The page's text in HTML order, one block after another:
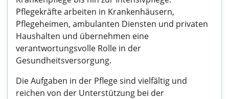
Pflegekräfte arbeiten in Krankenhäusern,
Pflegeheimen, ambulanten Diensten und privaten
Haushalten und übernehmen eine
verantwortungsvolle Rolle in der
Gesundheitsversorgung.
Die Aufgaben in der Pflege sind vielfältig und
reichen von der Unterstützung bei der